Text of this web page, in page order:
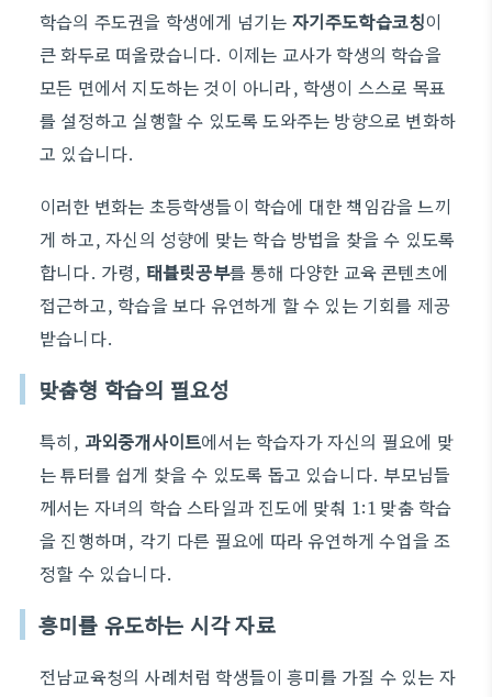
학습의 주도권을 학생에게 넘기는 자기주도학습코칭이
큰 화두로 떠올랐습니다. 이제는 교사가 학생의 학습을
모든 면에서 지도하는 것이 아니라, 학생이 스스로 목표
를 설정하고 실행할 수 있도록 도와주는 방향으로 변화하
고 있습니다.
이러한 변화는 초등학생들이 학습에 대한 책임감을 느끼
게 하고, 자신의 성향에 맞는 학습 방법을 찾을 수 있도록
합니다. 가령, 태블릿공부를 통해 다양한 교육 콘텐츠에
접근하고, 학습을 보다 유연하게 할 수 있는 기회를 제공
받습니다.
맞춤형 학습의 필요성
특히, 과외중개사이트에서는 학습자가 자신의 필요에 맞
는 튜터를 쉽게 찾을 수 있도록 돕고 있습니다. 부모님들
께서는 자녀의 학습 스타일과 진도에 맞춰 1:1 맞춤 학습
을 진행하며, 각기 다른 필요에 따라 유연하게 수업을 조
정할 수 있습니다.
흥미를 유도하는 시각 자료
전남교육청의 사례처럼 학생들이 흥미를 가질 수 있는 자